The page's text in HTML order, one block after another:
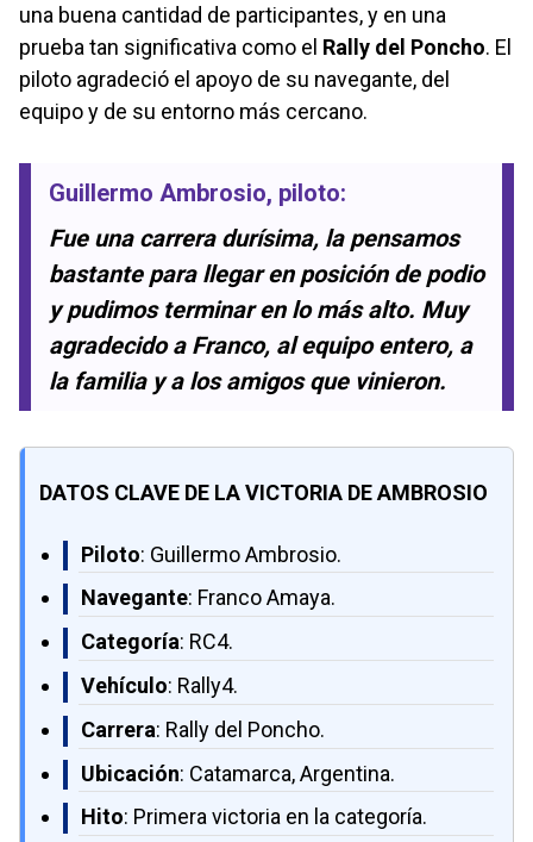
una buena cantidad de participantes, y en una
prueba tan significativa como el Rally del Poncho. El
piloto agradeció el apoyo de su navegante, del
equipo y de su entorno más cercano.
Guillermo Ambrosio, piloto:
Fue una carrera durísima, la pensamos
bastante para llegar en posición de podio
y pudimos terminar en lo más alto. Muy
agradecido a Franco, al equipo entero, a
la familia y a los amigos que vinieron.
DATOS CLAVE DE LA VICTORIA DE AMBROSIO
Piloto: Guillermo Ambrosio.
Navegante: Franco Amaya.
Categoría: RC4.
Vehículo: Rally4.
Carrera: Rally del Poncho.
Ubicación: Catamarca, Argentina.
Hito: Primera victoria en la categoría.